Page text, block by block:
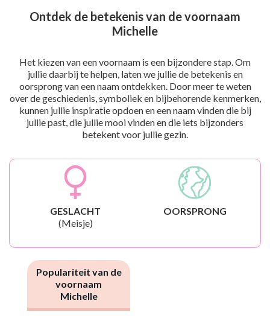
Ontdek de betekenis van de voornaam
Michelle
Het kiezen van een voornaam is een bijzondere stap. Om
jullie daarbij te helpen, laten we jullie de betekenis en
oorsprong van een naam ontdekken. Door meer te weten
over de geschiedenis, symboliek en bijbehorende kenmerken,
kunnen jullie inspiratie opdoen en een naam vinden die bij
jullie past, die jullie mooi vinden en die iets bijzonders
betekent voor jullie gezin.
GESLACHT
(Meisje)
OORSPRONG
Populariteit van de
voornaam
Michelle